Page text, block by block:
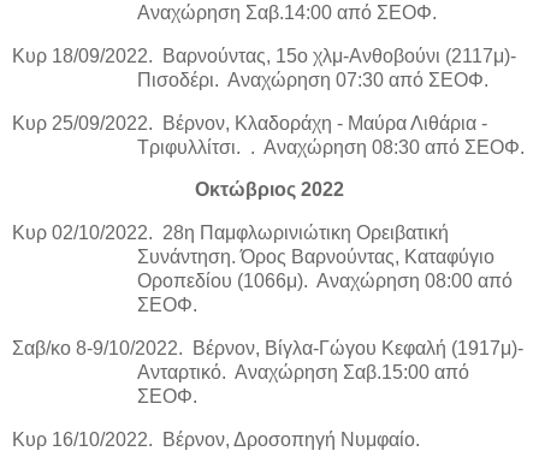
Αναχώρηση Σαβ.14:00 από ΣΕΟΦ.
Κυρ 18/09/2022.
Βαρνούντας, 15ο χλμ-Ανθοβούνι (2117μ)-
Πισοδέρι. Αναχώρηση 07:30 από ΣΕΟΦ.
Κυρ 25/09/2022.
Βέρνον, Κλαδοράχη - Μαύρα Λιθάρια -
Τριφυλλίτσι. . Αναχώρηση 08:30 από ΣΕΟΦ.
Οκτώβριος 2022
Κυρ 02/10/2022. 28η Παμφλωρινιώτικη Ορειβατική
Συνάντηση. Όρος Βαρνούντας, Καταφύγιο
Οροπεδίου (1066μ). Αναχώρηση 08:00 από
ΣΕΟΦ.
Σαβ/κο 8-9/10/2022.
Βέρνον, Βίγλα-Γώγου Κεφαλή (1917μ)-
Ανταρτικό. Αναχώρηση Σαβ.15:00 από
ΣΕΟΦ.
Κυρ 16/10/2022.
Βέρνον, Δροσοπηγή Νυμφαίο.